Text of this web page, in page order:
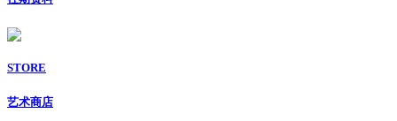
STORE
艺术商店